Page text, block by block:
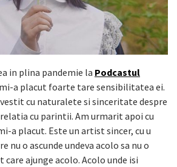
in plina pandemie la Podcastul
a placut foarte tare sensibilitatea ei.
cu naturalete si sinceritate despre
cu parintii. Am urmarit apoi cu
a placut. Este un artist sincer, cu u
nu o ascunde undeva acolo sa nu o
ajunge acolo. Acolo unde isi